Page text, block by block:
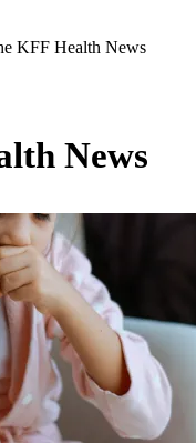
KFF Health News
News